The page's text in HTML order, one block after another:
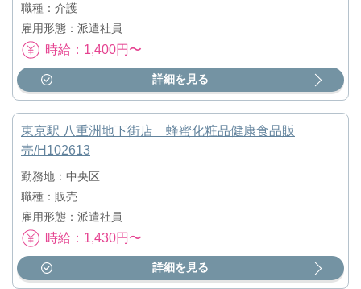
職種：介護
雇用形態：派遣社員
時給：1,400円〜
詳細を見る
東京駅 八重洲地下街店 蜂蜜化粧品健康食品販
売/H102613
勤務地：中央区
職種：販売
雇用形態：派遣社員
時給：1,430円〜
詳細を見る